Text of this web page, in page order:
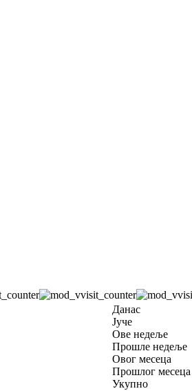
Данас
Јуче
Ове недеље
Прошле недеље
Овог месеца
Прошлог месеца
Укупно